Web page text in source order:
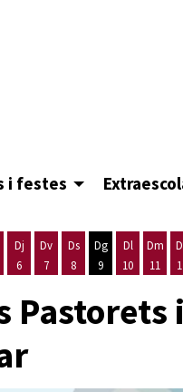
i festes
Dj
6
Dv
7
Ds
8
Dg
9
Dl
10
Dm
11